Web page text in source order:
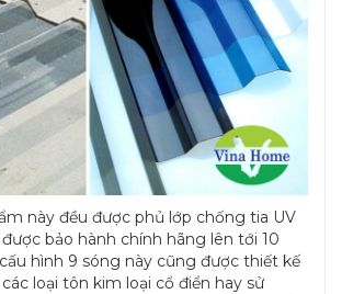
này đều được phủ lớp chống tia UV
bảo hành chính hãng lên tới 10
hình 9 sóng này cũng được thiết kế
loại tôn kim loại cổ điển hay sử